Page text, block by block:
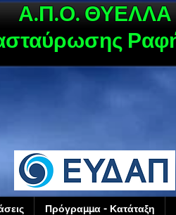
Α.Π.Ο. ΘΥΕΛΛΑ
Πρόγραμμα - Κατάταξη